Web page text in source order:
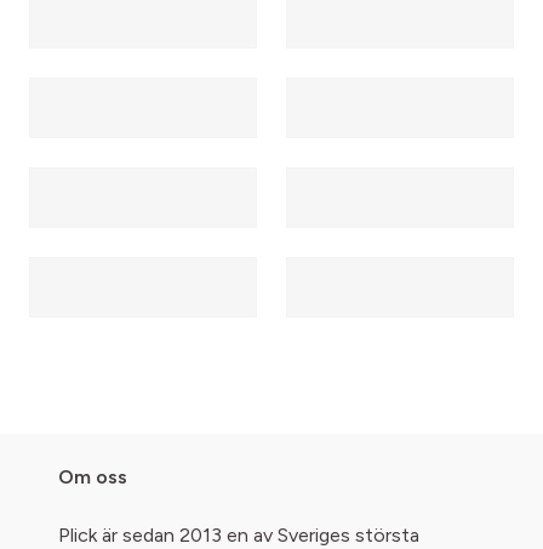
Om oss
Plick är sedan 2013 en av Sveriges största